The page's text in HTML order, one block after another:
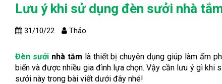
Lưu ý khi sử dụng đèn sưởi nhà
31/10/22 Thảo
Đèn sưởinhà tắm là thiết bị chuyên dụng giúp làm ấm
biến và được nhiều gia đình lựa chọn. Vậy cần lưu ý gì khi
sưởi này trong bài viết dưới đây nhé!